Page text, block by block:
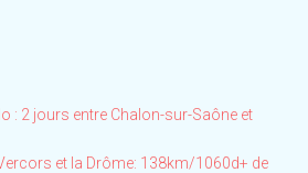
: 2 jours entre Chalon-sur-Saône et
et la Drôme: 138km/1060d+ de